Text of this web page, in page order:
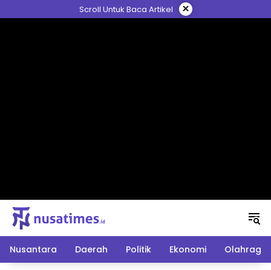
ke
Scroll Untuk Baca Artikel ×
Nusantara Daerah Politik Ekonomi Olahraga